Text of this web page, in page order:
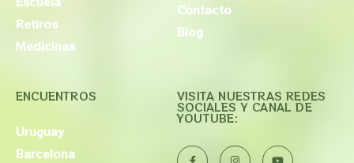
Retiros
Medicinas
Contacto
Blog
ENCUENTROS
Uruguay
Barcelona
VISITA NUESTRAS REDES
SOCIALES Y CANAL DE
YOUTUBE: